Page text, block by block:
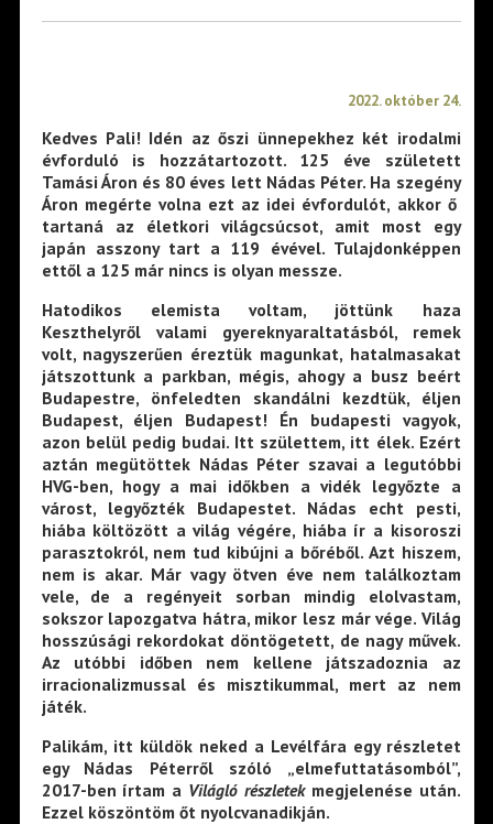
2022. október 24.
Kedves Pali! Idén az őszi ünnepekhez két irodalmi
évforduló is hozzátartozott. 125 éve született
Tamási Áron és 80 éves lett Nádas Péter. Ha szegény
Áron megérte volna ezt az idei évfordulót, akkor ő
tartaná az életkori világcsúcsot, amit most egy
japán asszony tart a 119 évével. Tulajdonképpen
ettől a 125 már nincs is olyan messze.
Hatodikos elemista voltam, jöttünk haza
Keszthelyről valami gyereknyaraltatásból, remek
volt, nagyszerűen éreztük magunkat, hatalmasakat
játszottunk a parkban, mégis, ahogy a busz beért
Budapestre, önfeledten skandálni kezdtük, éljen
Budapest, éljen Budapest! Én budapesti vagyok,
azon belül pedig budai. Itt születtem, itt élek. Ezért
aztán megütöttek Nádas Péter szavai a legutóbbi
HVG-ben, hogy a mai időkben a vidék legyőzte a
várost, legyőzték Budapestet. Nádas echt pesti,
hiába költözött a világ végére, hiába ír a kisoroszi
parasztokról, nem tud kibújni a bőréből. Azt hiszem,
nem is akar. Már vagy ötven éve nem találkoztam
vele, de a regényeit sorban mindig elolvastam,
sokszor lapozgatva hátra, mikor lesz már vége. Világ
hosszúsági rekordokat döntögetett, de nagy művek.
Az utóbbi időben nem kellene játszadoznia az
irracionalizmussal és misztikummal, mert az nem
játék.
Palikám, itt küldök neked a Levélfára egy részletet
egy Nádas Péterről szóló „elmefuttatásomból”,
2017-ben írtam a Világló részletekmegjelenése után.
Ezzel köszöntöm őt nyolcvanadikján.